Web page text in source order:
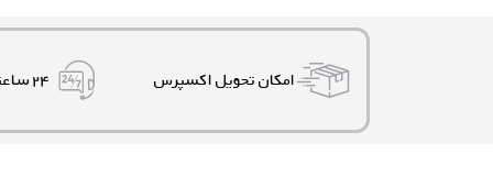
امکان تحویل اکسپرس ۲۴ ساعته، ۷ روز هفته